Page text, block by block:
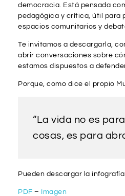
democracia. Está pensada
pedagógica y crítica, útil para
espacios comunitarios y
Te invitamos a descargarla,
abrir conversaciones sobre
estamos dispuestos a
Porque, como dice el propio
“La vida no es
cosas, es para
Pueden descargar la
PDF – Imagen